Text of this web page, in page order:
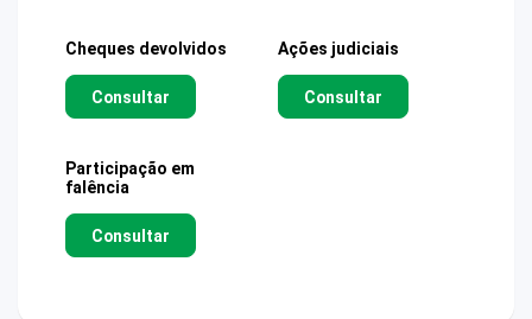
Cheques devolvidos
Consultar
Ações judiciais
Consultar
Participação em
falência
Consultar